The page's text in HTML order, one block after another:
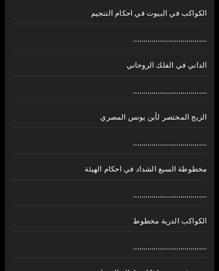
الكواكب في البيوت في احكام التنجيم
....................................
الداني في الفلك الروحاني
....................................
الزيج المختصر لأبن يونس المصري
....................................
مخطوطة السبع الشداد في احكام الهيئة
....................................
الكواكب الدرية مخطوط
....................................